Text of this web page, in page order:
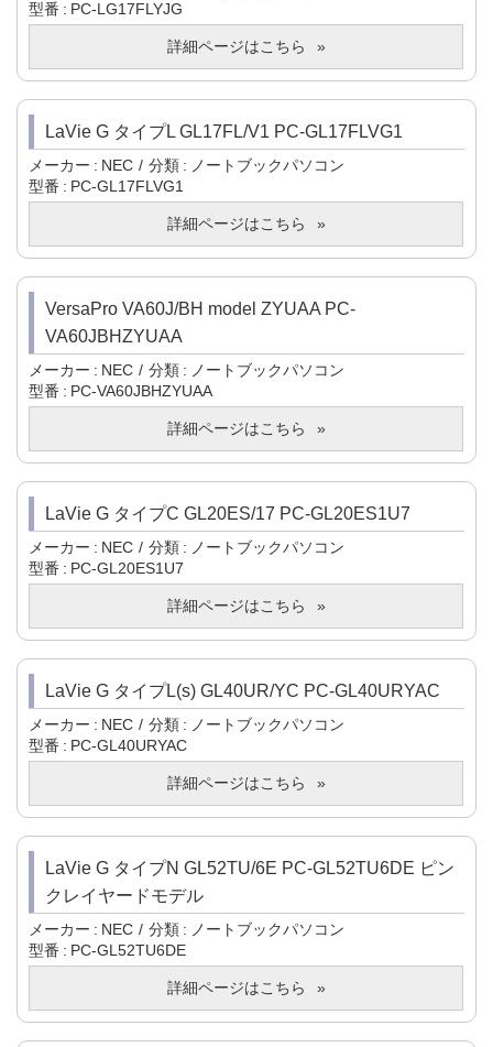
型番
PC-LG17FLYJG
詳細ページはこちら
LaVie G タイプL GL17FL/V1 PC-GL17FLVG1
メーカー NEC 分類
ノートブックパソコン
型番
PC-GL17FLVG1
詳細ページはこちら
VersaPro VA60J/BH model ZYUAA PC-
VA60JBHZYUAA
メーカー NEC 分類
ノートブックパソコン
型番
PC-VA60JBHZYUAA
詳細ページはこちら
LaVie G タイプC GL20ES/17 PC-GL20ES1U7
メーカー NEC 分類
ノートブックパソコン
型番
PC-GL20ES1U7
詳細ページはこちら
LaVie G タイプL(s) GL40UR/YC PC-GL40URYAC
メーカー NEC 分類
ノートブックパソコン
型番
PC-GL40URYAC
詳細ページはこちら
LaVie G タイプN GL52TU/6E PC-GL52TU6DE ピン
クレイヤードモデル
メーカー NEC 分類
ノートブックパソコン
型番
PC-GL52TU6DE
詳細ページはこちら